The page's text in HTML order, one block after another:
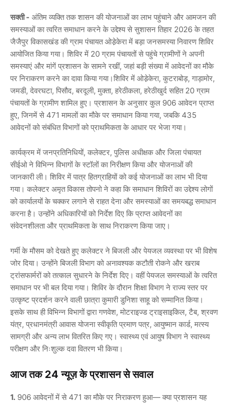
सक्ती - अंतिम व्यक्ति तक शासन की योजनाओं का लाभ पहुंचाने और आमजन की
समस्याओं का त्वरित समाधान करने के उद्देश्य से सुशासन तिहार 2026 के तहत
जैजैपुर विकासखंड की ग्राम पंचायत ओडे़केरा में बड़ा जनसमस्या निवारण शिविर
आयोजित किया गया। शिविर में 20 ग्राम पंचायतों से पहुंचे ग्रामीणों ने अपनी
समस्याएं और मांगें प्रशासन के सामने रखीं, जहां बड़ी संख्या में आवेदनों का मौके
पर निराकरण करने का दावा किया गया।शिविर में ओडे़केरा, कुटराबोड़, गाड़ामोर,
जमडी, देवरघटा, पिसौद, बरदूली, मुक्ता, हरेठीकला, हरेठीखुर्द सहित 20 ग्राम
पंचायतों के ग्रामीण शामिल हुए। प्रशासन के अनुसार कुल 906 आवेदन प्राप्त
हुए, जिनमें से 471 मामलों का मौके पर समाधान किया गया, जबकि 435
आवेदनों को संबंधित विभागों को प्राथमिकता के आधार पर भेजा गया।
कार्यक्रम में जनप्रतिनिधियों, कलेक्टर, पुलिस अधीक्षक और जिला पंचायत
सीईओ ने विभिन्न विभागों के स्टॉलों का निरीक्षण किया और योजनाओं की
जानकारी ली। शिविर में पात्र हितग्राहियों को कई योजनाओं का लाभ भी दिया
गया। कलेक्टर अमृत विकास तोपनो ने कहा कि समाधान शिविरों का उद्देश्य लोगों
को कार्यालयों के चक्कर लगाने से राहत देना और समस्याओं का समयबद्ध समाधान
करना है। उन्होंने अधिकारियों को निर्देश दिए कि प्राप्त आवेदनों का
संवेदनशीलता और प्राथमिकता के साथ निराकरण किया जाए।
गर्मी के मौसम को देखते हुए कलेक्टर ने बिजली और पेयजल व्यवस्था पर भी विशेष
जोर दिया। उन्होंने बिजली विभाग को अनावश्यक कटौती रोकने और खराब
ट्रांसफार्मरों को तत्काल सुधारने के निर्देश दिए। वहीं पेयजल समस्याओं के त्वरित
समाधान पर भी बल दिया गया। शिविर के दौरान शिक्षा विभाग ने राज्य स्तर पर
उत्कृष्ट प्रदर्शन करने वाली छात्रा कुमारी डुनिशा साहू को सम्मानित किया।
इसके साथ ही विभिन्न विभागों द्वारा गणवेश, मोटराइज्ड ट्राइसाइकिल, टैब, श्रवण
यंत्र, प्रधानमंत्री आवास योजना स्वीकृति प्रमाण पत्र, आयुष्मान कार्ड, मत्स्य
सामग्री और अन्य लाभ वितरित किए गए। स्वास्थ्य एवं आयुष विभाग ने स्वास्थ्य
परीक्षण और निःशुल्क दवा वितरण भी किया।
आज तक 24 न्यूज़ के प्रशासन से सवाल
1. 906 आवेदनों में से 471 का मौके पर निराकरण हुआ— क्या प्रशासन यह